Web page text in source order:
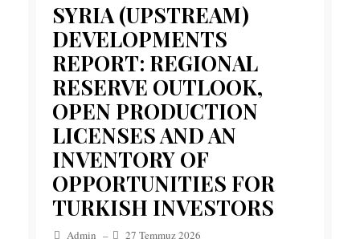
SYRIA (UPSTREAM)
DEVELOPMENTS
REPORT: REGIONAL
RESERVE OUTLOOK,
OPEN PRODUCTION
LICENSES AND AN
INVENTORY OF
OPPORTUNITIES FOR
TURKISH INVESTORS
Admin – 27 Temmuz 2026